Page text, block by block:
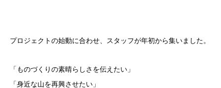
プロジェクトの始動に合わせ、スタッフが年初から集いました。
「ものづくりの素晴らしさを伝えたい」
「身近な山を再興させたい」